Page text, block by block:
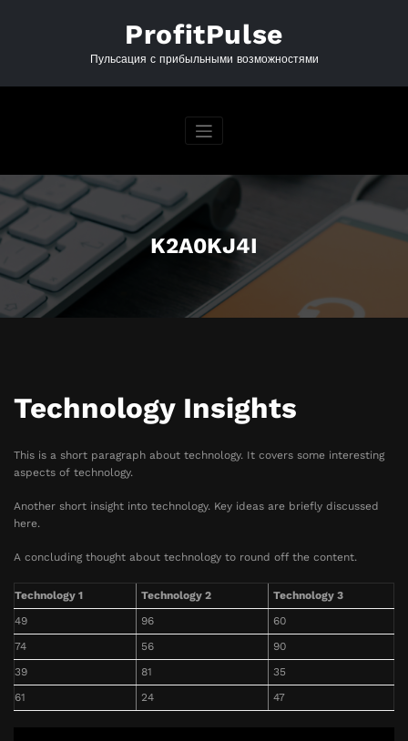
ProfitPulse
Пульсация с прибыльными возможностями
K2A0KJ4I
Technology Insights
This is a short paragraph about technology. It covers some interesting
aspects of technology.
Another short insight into technology. Key ideas are briefly discussed
here.
A concluding thought about technology to round off the content.
Technology 1 Technology 2
Technology 3
49
96
60
74
56
90
39
81
35
61
24 47